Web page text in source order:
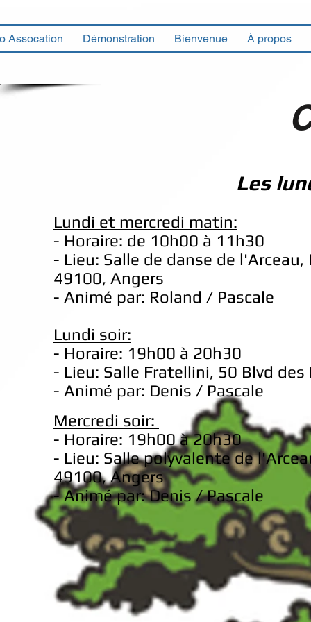
Assocation Démonstration Bienvenue À propos
Les
Lundi et mercredi matin:
- Horaire: de 10h00 à 11h30
- Lieu: Salle de danse de
49100, Angers
- Animé par: Roland / Pascale
Lundi soir:
- Horaire: 19h00 à 20h30
- Lieu: Salle Fratellini, 50 Blvd
- Animé par: Denis / Pascale
Mercredi soir:
- Horaire: 19h00 à 20h30
- Lieu: Salle polyvalente de
49100, Angers
- Animé par: Denis / Pascale